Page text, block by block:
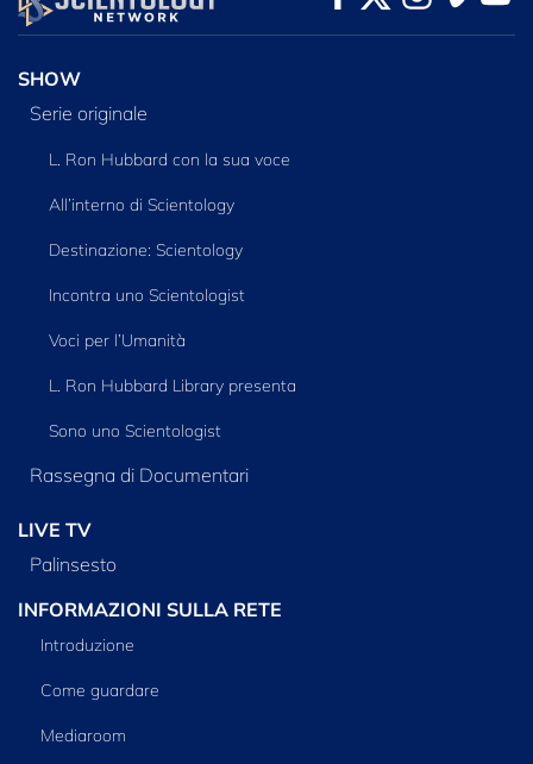
SERIE
SHOW
Serie originale
L. Ron Hubbard con la sua voce
All’interno di Scientology
Destinazione: Scientology
Incontra uno Scientologist
Voci per l’Umanità
L. Ron Hubbard Library presenta
Sono uno Scientologist
Rassegna di Documentari
LIVE TV
Palinsesto
INFORMAZIONI SULLA RETE
Introduzione
Come guardare
Mediaroom